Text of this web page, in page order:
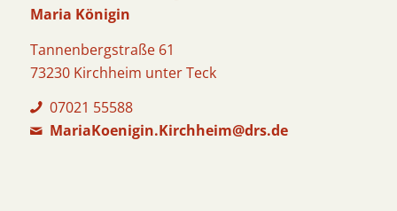
Maria Königin
Tannenbergstraße 61
73230 Kirchheim unter Teck
07021 55588
MariaKoenigin.Kirchheim@drs.de